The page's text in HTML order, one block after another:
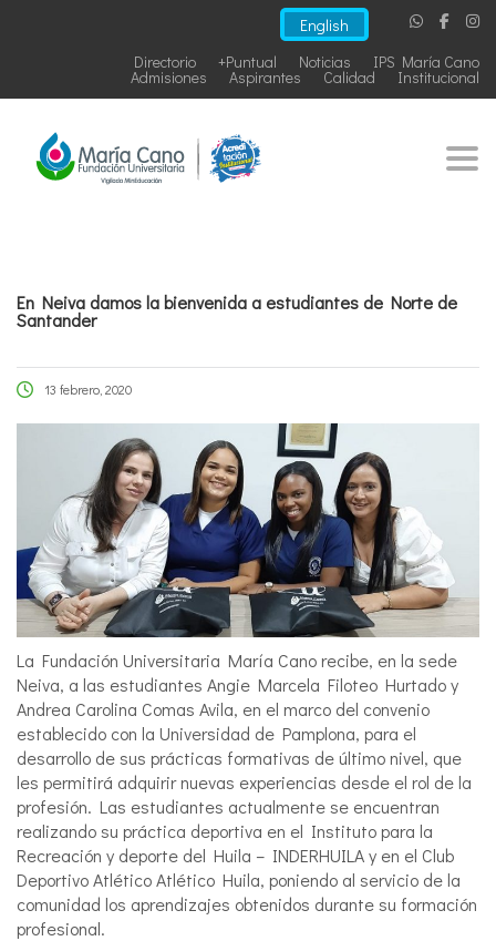
English
IPS María Cano
Noticias
+Puntual
Directorio
Institucional
Calidad
Aspirantes
Admisiones
En Neiva damos la bienvenida a estudiantes de Norte de
Santander
13 febrero, 2020
La Fundación Universitaria María Cano recibe, en la sede
Neiva, a las estudiantes Angie Marcela Filoteo Hurtado y
Andrea Carolina Comas Avila, en el marco del convenio
establecido con la Universidad de Pamplona, para el
desarrollo de sus prácticas formativas de último nivel, que
les permitirá adquirir nuevas experiencias desde el rol de la
profesión. Las estudiantes actualmente se encuentran
realizando su práctica deportiva en el Instituto para la
Recreación y deporte del Huila – INDERHUILA y en el Club
Deportivo Atlético Atlético Huila, poniendo al servicio de la
comunidad los aprendizajes obtenidos durante su formación
profesional.